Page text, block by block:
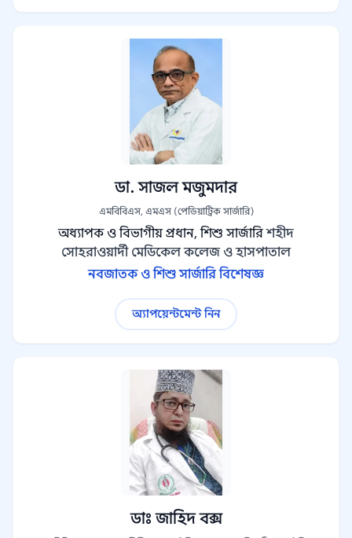
ডা. সাজল মজুমদার
এমবিবিএস, এমএস (পেডিয়াট্রিক সার্জারি)
অধ্যাপক ও বিভাগীয় প্রধান, শিশু সার্জারি শহীদ
সোহরাওয়ার্দী মেডিকেল কলেজ ও হাসপাতাল
নবজাতক ও শিশু সার্জারি বিশেষজ্ঞ
অ্যাপয়েন্টমেন্ট নিন
ডাঃ জাহিদ বক্স